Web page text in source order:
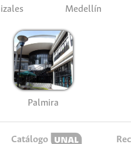
Medellín
Palmira
Catálogo